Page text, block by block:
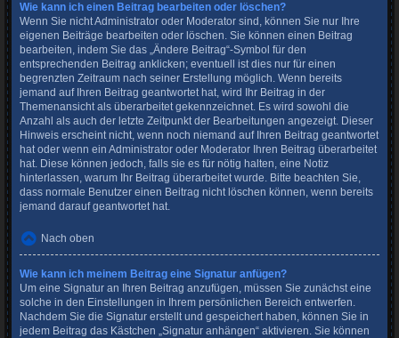
Wie kann ich einen Beitrag bearbeiten oder löschen?
Wenn Sie nicht Administrator oder Moderator sind, können Sie nur Ihre
eigenen Beiträge bearbeiten oder löschen. Sie können einen Beitrag
bearbeiten, indem Sie das „Ändere Beitrag“-Symbol für den
entsprechenden Beitrag anklicken; eventuell ist dies nur für einen
begrenzten Zeitraum nach seiner Erstellung möglich. Wenn bereits
jemand auf Ihren Beitrag geantwortet hat, wird Ihr Beitrag in der
Themenansicht als überarbeitet gekennzeichnet. Es wird sowohl die
Anzahl als auch der letzte Zeitpunkt der Bearbeitungen angezeigt. Dieser
Hinweis erscheint nicht, wenn noch niemand auf Ihren Beitrag geantwortet
hat oder wenn ein Administrator oder Moderator Ihren Beitrag überarbeitet
hat. Diese können jedoch, falls sie es für nötig halten, eine Notiz
hinterlassen, warum Ihr Beitrag überarbeitet wurde. Bitte beachten Sie,
dass normale Benutzer einen Beitrag nicht löschen können, wenn bereits
jemand darauf geantwortet hat.
Nach oben
Wie kann ich meinem Beitrag eine Signatur anfügen?
Um eine Signatur an Ihren Beitrag anzufügen, müssen Sie zunächst eine
solche in den Einstellungen in Ihrem persönlichen Bereich entwerfen.
Nachdem Sie die Signatur erstellt und gespeichert haben, können Sie in
jedem Beitrag das Kästchen „Signatur anhängen“ aktivieren. Sie können